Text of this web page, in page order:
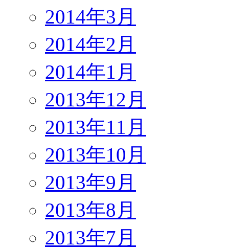
2014年3月
2014年2月
2014年1月
2013年12月
2013年11月
2013年10月
2013年9月
2013年8月
2013年7月